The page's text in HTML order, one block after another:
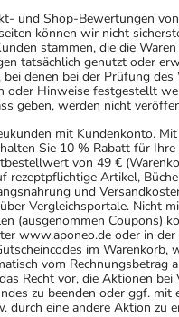
und Shop-Bewertungen
können wir nicht
stammen, die die
tatsächlich genutzt oder
bei denen bei der Prüfung
oder Hinweise festgestellt
geben, werden nicht
mit Kundenkonto.
Sie 10 % Rabatt für
von 49 €
rezeptpflichtige Artikel,
und
Vergleichsportale. Nicht
(ausgenommen Coupons)
www.aponeo.de oder in der
im Warenkorb,
vom Rechnungsbetrag
Recht vor, die Aktionen bei
zu beenden oder ggf. mit
durch eine andere Aktion zu